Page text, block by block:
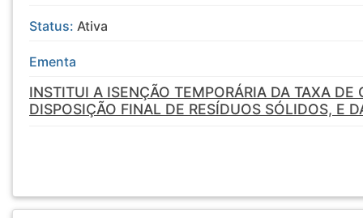
Status: Ativa
Ementa
INSTITUI A ISENÇÃO TEMPORÁRIA DA TAXA DE
DISPOSIÇÃO FINAL DE RESÍDUOS SÓLIDOS, E